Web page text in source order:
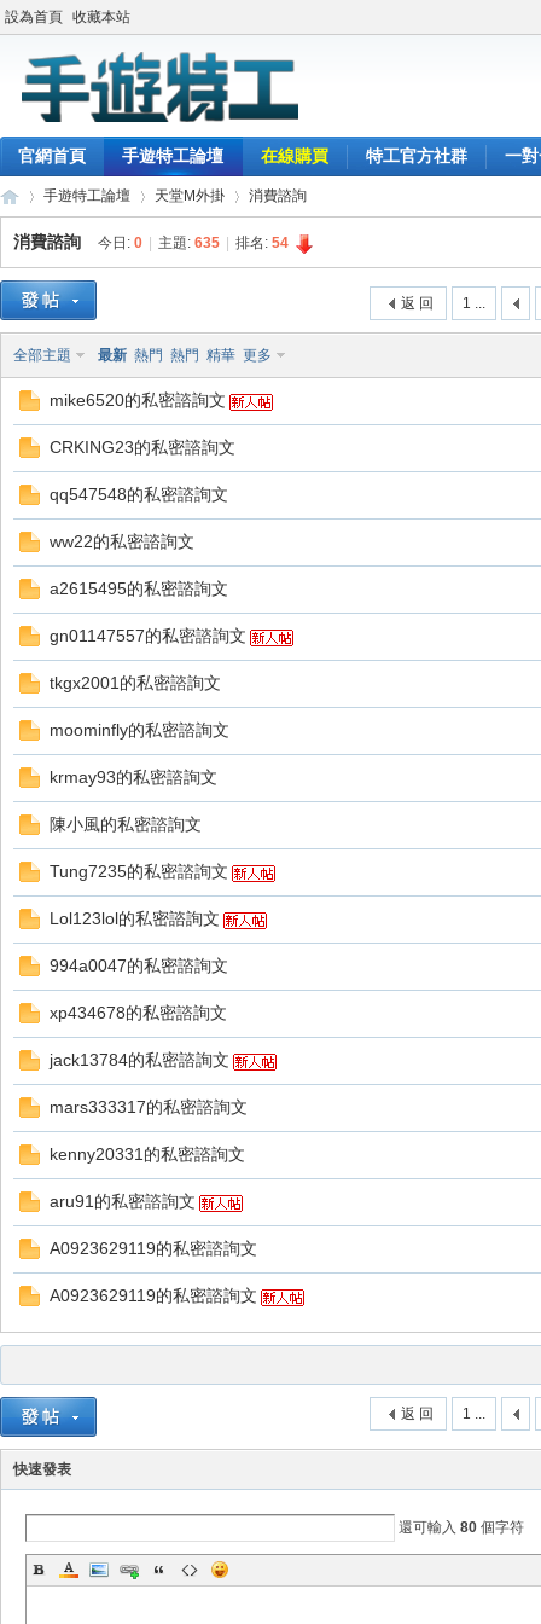
設為首頁 收藏本站
官網首頁 手遊特工論壇 在線購買 特工官方社群 一
»
手遊特工論壇 天堂M外掛 消費諮詢
消費諮詢 今日: 0 主題: 635 排名: 54
1 ...
返 回
全部主題 最新 熱門 熱門 精華 更多
mike6520的私密諮詢文
CRKING23的私密諮詢文
qq547548的私密諮詢文
ww22的私密諮詢文
a2615495的私密諮詢文
gn01147557的私密諮詢文
tkgx2001的私密諮詢文
moominfly的私密諮詢文
krmay93的私密諮詢文
陳小風的私密諮詢文
Tung7235的私密諮詢文
Lol123lol的私密諮詢文
994a0047的私密諮詢文
xp434678的私密諮詢文
jack13784的私密諮詢文
mars333317的私密諮詢文
kenny20331的私密諮詢文
aru91的私密諮詢文
A0923629119的私密諮詢文
A0923629119的私密諮詢文
1 ...
返 回
快速發表
還可輸入 80 個字符